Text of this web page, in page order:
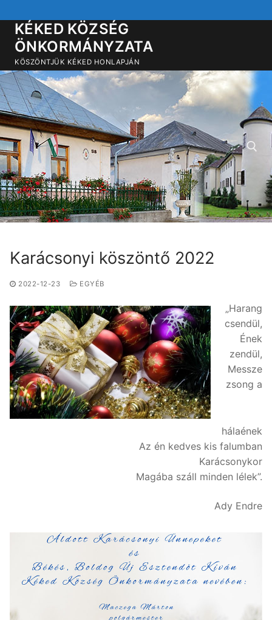
a
tartalomra
KÉKED KÖZSÉG
ÖNKORMÁNYZATA
KÖSZÖNTJÜK KÉKED HONLAPJÁN
Keresése:
Karácsonyi köszöntő 2022
2022-12-23 EGYÉB
„Harang
csendül,
Ének
zendül,
Messze
zsong a
hálaének
Az én kedves kis falumban
Karácsonykor
Magába száll minden lélek”.
Ady Endre